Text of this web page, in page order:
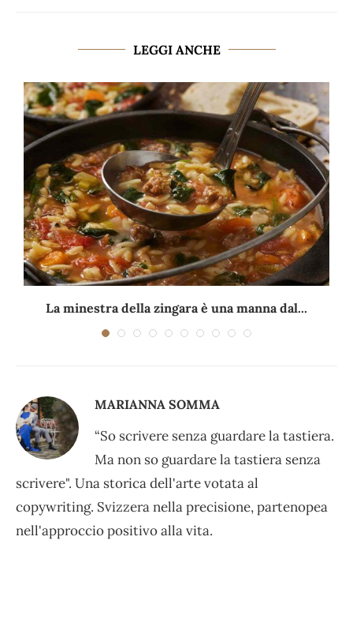
LEGGI ANCHE
La minestra della zingara è una manna dal...
MARIANNA SOMMA
“So scrivere senza guardare la tastiera.
Ma non so guardare la tastiera senza
scrivere". Una storica dell'arte votata al
copywriting. Svizzera nella precisione, partenopea
nell'approccio positivo alla vita.